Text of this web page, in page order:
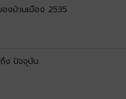
งบ้านเมือง 2535
ง ปัจจุบัน